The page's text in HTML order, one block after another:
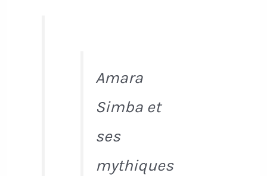
Amara
Simba et
ses
mythiques